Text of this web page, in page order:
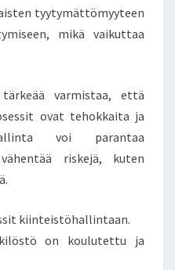
tyytymättömyyteen
mikä vaikuttaa
varmistaa, että
ovat tehokkaita ja
voi parantaa
riskejä, kuten
kiinteistöhallintaan.
on koulutettu ja